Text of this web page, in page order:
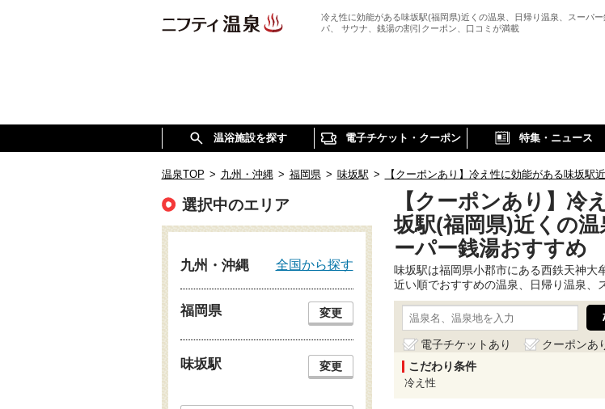
冷え性に効能がある味坂駅(福岡県)近くの温泉、日帰り温泉、スーパー
パ、 サウナ、銭湯の割引クーポン、口コミが満載
温浴施設を探す 電子チケット・クーポン 特集・ニュース
温泉TOP > 九州・沖縄 > 福岡県 > 味坂駅 > 【クーポンあり】冷え性に効能がある味坂駅
【クーポンあり】冷
坂駅(福岡県)近くの
ーパー銭湯おすすめ
味坂駅は福岡県小郡市にある西鉄天神大
近い順でおすすめの温泉、日帰り温泉、
電子チケットあり クーポンあ
こだわり条件
冷え性
選択中のエリア
九州・沖縄 全国から探す
福岡県 変更
味坂駅 変更